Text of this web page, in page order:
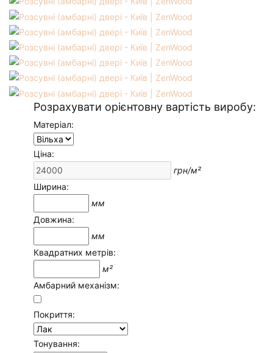
Розрахувати орієнтовну вартість виробу:
Матеріал:
Ціна:
грн/м²
Ширина:
мм
Довжина:
мм
Квадратних метрів:
м²
Амбарний механізм:
Покриття:
Тонування: